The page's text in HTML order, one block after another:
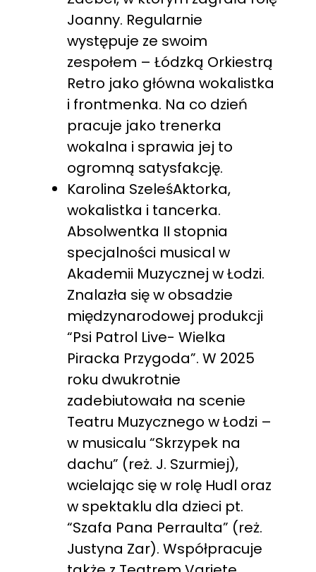
Joanny. Regularnie
występuje ze swoim
zespołem – Łódzką Orkiestrą
Retro jako główna wokalistka
i frontmenka. Na co dzień
pracuje jako trenerka
wokalna i sprawia jej to
ogromną satysfakcję.
Karolina SzeleśAktorka,
wokalistka i tancerka.
Absolwentka II stopnia
specjalności musical w
Akademii Muzycznej w Łodzi.
Znalazła się w obsadzie
międzynarodowej produkcji
“Psi Patrol Live- Wielka
Piracka Przygoda”. W 2025
roku dwukrotnie
zadebiutowała na scenie
Teatru Muzycznego w Łodzi –
w musicalu “Skrzypek na
dachu” (reż. J. Szurmiej),
wcielając się w rolę Hudl oraz
w spektaklu dla dzieci pt.
“Szafa Pana Perraulta” (reż.
Justyna Zar). Współpracuje